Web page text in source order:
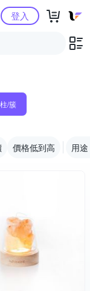
心
登入
/簇
價格低到高 用途